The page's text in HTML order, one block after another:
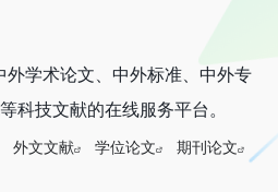
学术论文、中外标准、中外专
科技文献的在线服务平台。
外文文献 学位论文
期刊论文